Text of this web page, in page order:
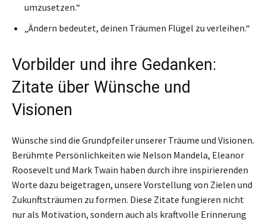
umzusetzen.“
„Ändern bedeutet, deinen Träumen Flügel zu verleihen.“
Vorbilder und ihre Gedanken:
Zitate über Wünsche und
Visionen
Wünsche sind die Grundpfeiler unserer Träume und Visionen.
Berühmte Persönlichkeiten wie Nelson Mandela, Eleanor
Roosevelt und Mark Twain haben durch ihre inspirierenden
Worte dazu beigetragen, unsere Vorstellung von Zielen und
Zukunftsträumen zu formen. Diese Zitate fungieren nicht
nur als Motivation, sondern auch als kraftvolle Erinnerung